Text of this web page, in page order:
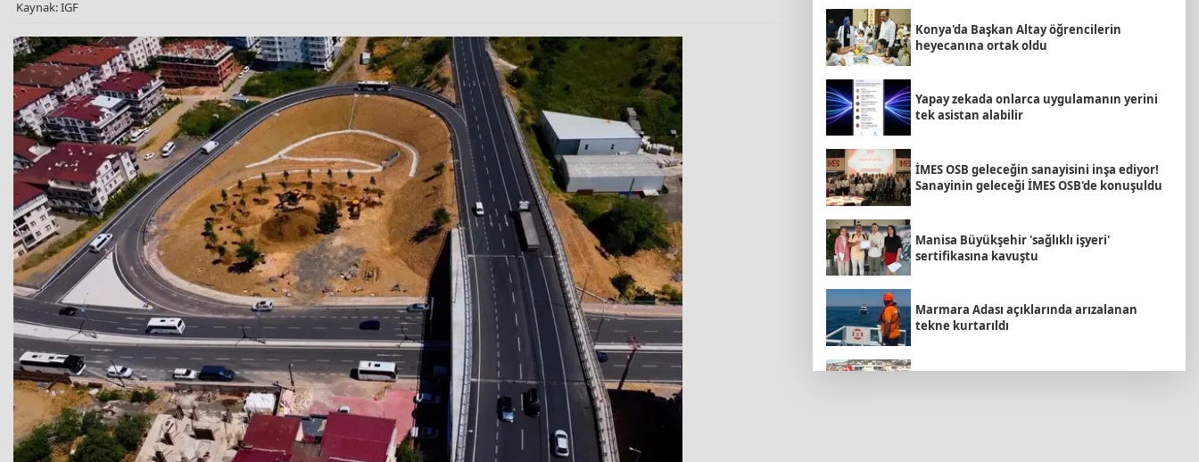
Kaynak: IGF
Konya'da Başkan Altay öğrencilerin
heyecanına ortak oldu
Yapay zekada onlarca uygulamanın yerini
tek asistan alabilir
İMES OSB geleceğin sanayisini inşa ediyor!
Sanayinin geleceği İMES OSB'de konuşuldu
Manisa Büyükşehir 'sağlıklı işyeri'
sertifikasına kavuştu
Marmara Adası açıklarında arızalanan
tekne kurtarıldı